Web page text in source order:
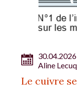
Aline Lecuq
Le cuivre